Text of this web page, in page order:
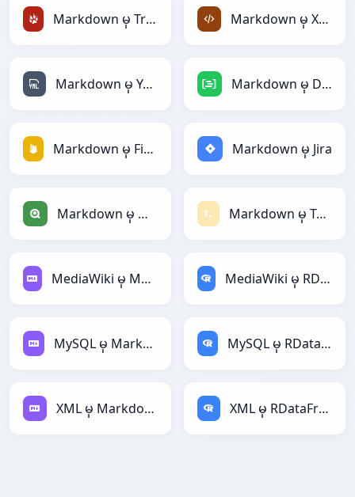
Markdown မှ TracWiki Markdown မှ XML
Markdown မှ YAML Markdown မှ DAX
Markdown မှ Firebase Markdown မှ Jira
Markdown မှ Qlik Markdown မှ Textile
MediaWiki မှ Markdown MediaWiki မှ RDataFrame
MySQL မှ Markdown MySQL မှ RDataFrame
XML မှ Markdown XML မှ RDataFrame